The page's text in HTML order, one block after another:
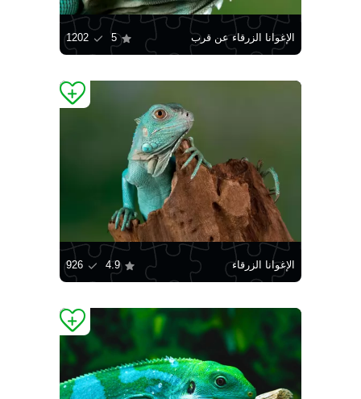
الإغوانا الزرقاء عن قرب 5
1202
الإغوانا الزرقاء 4.9
926